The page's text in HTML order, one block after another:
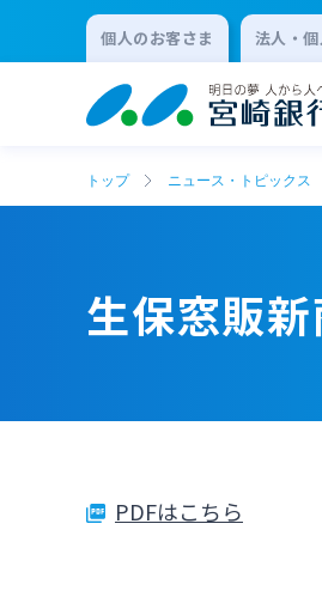
個人のお客さま 法人・
トップ ニュース・トピックス
生保窓販
PDFはこちら